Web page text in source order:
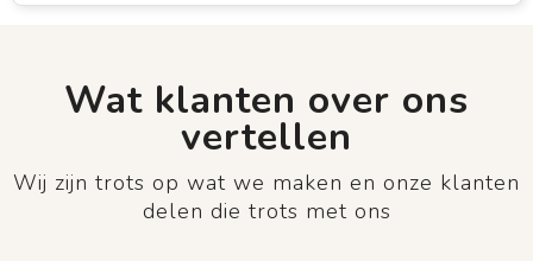
Wat klanten over ons
vertellen
Wij zijn trots op wat we maken en onze klanten
delen die trots met ons